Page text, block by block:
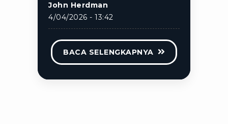
John Herdman
4/04/2026 - 13:42
BACA SELENGKAPNYA